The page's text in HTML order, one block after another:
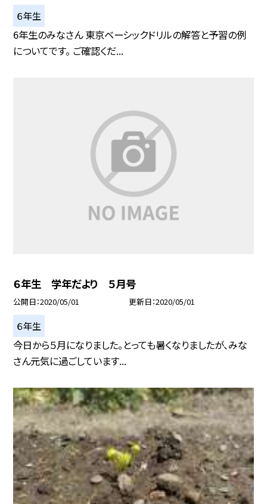
６年生
6年生のみなさん 東京ベーシックドリルの解答と予習の例
についてです。 ご確認くだ...
６年生 学年だより ５月号
公開日 2020/05/01 更新日 2020/05/01
６年生
今日から５月になりました。とっても暑くなりましたが、みな
さん元気に過ごしています...